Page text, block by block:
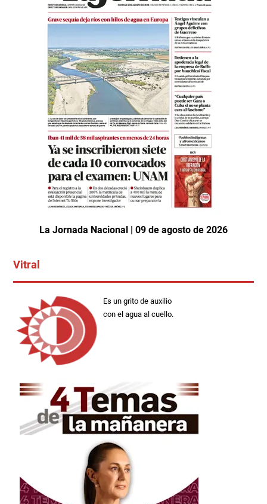
La Jornada Nacional | 09 de agosto de 2026
Vitral
Es un grito de auxilio
con el agua al cuello.